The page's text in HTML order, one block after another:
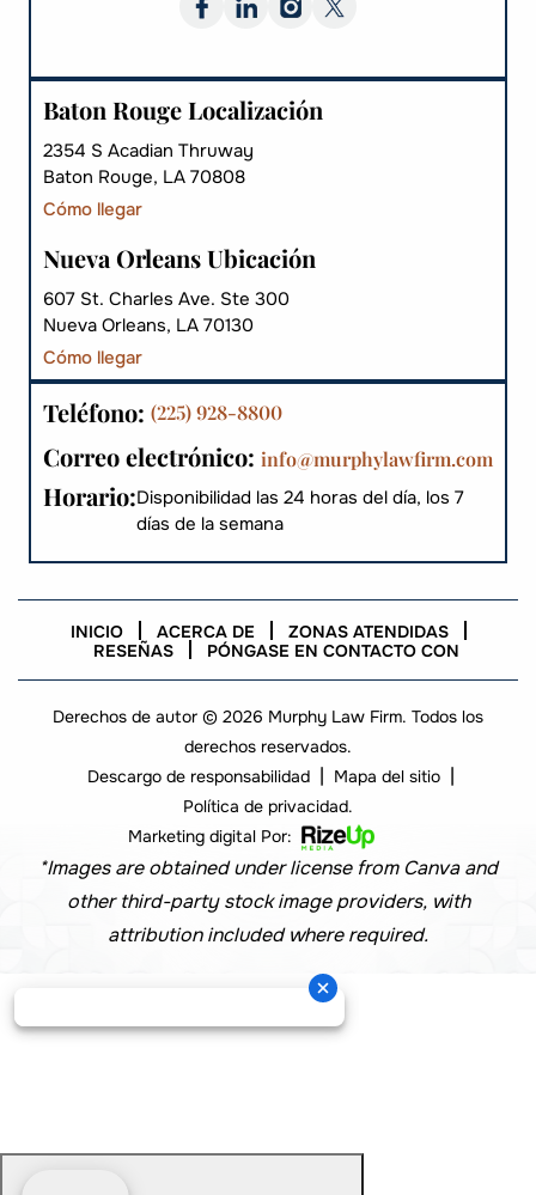
Baton Rouge Localización
2354 S Acadian Thruway
Baton Rouge, LA 70808
Cómo llegar
Nueva Orleans Ubicación
607 St. Charles Ave. Ste 300
Nueva Orleans, LA 70130
Cómo llegar
Teléfono: (225) 928-8800
Correo electrónico: info@murphylawfirm.com
Horario:Disponibilidad las 24 horas del día, los 7
días de la semana
INICIO ACERCA DE
ZONAS ATENDIDAS
RESEÑAS
PÓNGASE EN CONTACTO CON
Derechos de autor © 2026 Murphy Law Firm. Todos los
derechos reservados.
Descargo de responsabilidad | Mapa del sitio |
Política de privacidad.
Marketing digital Por:
*Images are obtained under license from Canva and
other third-party stock image providers, with
attribution included where required.